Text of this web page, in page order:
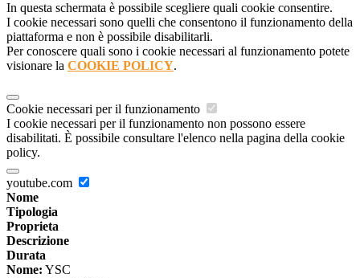
In questa schermata è possibile scegliere quali cookie consentire.
I cookie necessari sono quelli che consentono il funzionamento della
piattaforma e non è possibile disabilitarli.
Per conoscere quali sono i cookie necessari al funzionamento potete
visionare la COOKIE POLICY.
Cookie necessari per il funzionamento
I cookie necessari per il funzionamento non possono essere
disabilitati. È possibile consultare l'elenco nella pagina della cookie
policy.
youtube.com
Nome
Tipologia
Proprieta
Descrizione
Durata
Nome: YSC